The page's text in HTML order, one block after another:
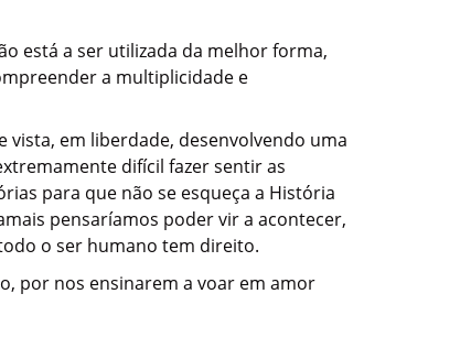
está a ser utilizada da melhor forma,
a multiplicidade e
em liberdade, desenvolvendo uma
difícil fazer sentir as
para que não se esqueça a História
pensaríamos poder vir a acontecer,
o ser humano tem direito.
por nos ensinarem a voar em amor